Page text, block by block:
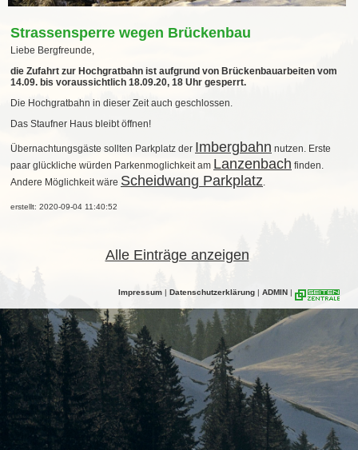
Strassensperre wegen Brückenbau
Liebe Bergfreunde,
die Zufahrt zur Hochgratbahn ist aufgrund von Brückenbauarbeiten vom
14.09. bis voraussichtlich 18.09.20, 18 Uhr gesperrt.
Die Hochgratbahn in dieser Zeit auch geschlossen.
Das Staufner Haus bleibt öffnen!
Übernachtungsgäste sollten Parkplatz der Imbergbahn nutzen. Erste
paar glückliche würden Parkenmoglichkeit am Lanzenbach finden.
Andere Möglichkeit wäre Scheidwang Parkplatz.
erstellt: 2020-09-04 11:40:52
Alle Einträge anzeigen
Impressum | Datenschutzerklärung | ADMIN |